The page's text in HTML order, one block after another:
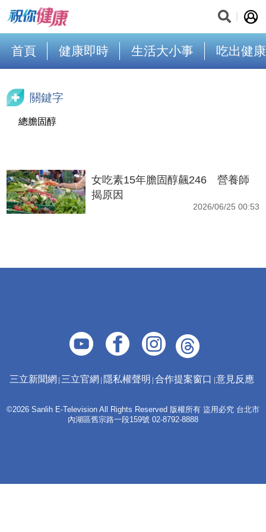
首頁 健康即時 生活大小事 吃出健康
關鍵字
總膽固醇
女吃素15年膽固醇飆246 營養師
揭原因
2026/06/25 00:53
三立新聞網 三立官網 隱私權聲明 合作提案窗口 意見反應
©2026 Sanlih E-Television All Rights Reserved 版權所有 盜用必究 台北市
內湖區舊宗路一段159號 02-8792-8888